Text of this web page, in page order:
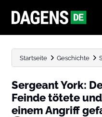
Startseite Geschichte
Sergeant York:
Feinde tötete
einem Angriff